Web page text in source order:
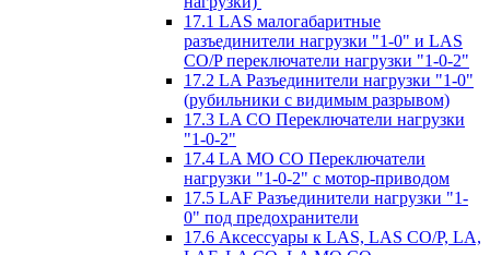
17.1 LAS малогабаритные
разъединители нагрузки "1-0" и LAS
CO/P переключатели нагрузки "1-0-2"
17.2 LA Разъединители нагрузки "1-0"
(рубильники с видимым разрывом)
17.3 LA CO Переключатели нагрузки
"1-0-2"
17.4 LA MO CO Переключатели
нагрузки "1-0-2" с мотор-приводом
17.5 LAF Разъединители нагрузки "1-
0" под предохранители
17.6 Аксессуары к LAS, LAS CO/P, LA,